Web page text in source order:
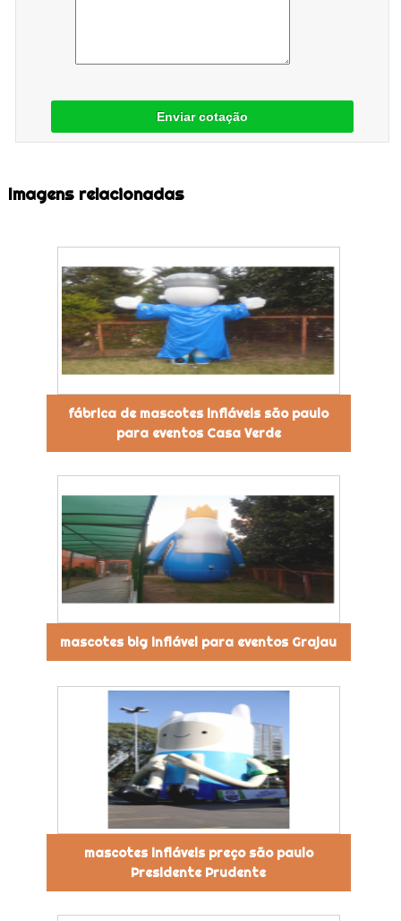
Enviar cotação
Imagens relacionadas
fábrica de mascotes infláveis são paulo
para eventos Casa Verde
mascotes big inflável para eventos Grajau
mascotes infláveis preço são paulo
Presidente Prudente